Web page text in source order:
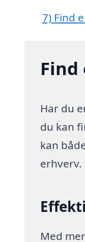
7) Find
Har du
du kan
kan
erhverv.
Med